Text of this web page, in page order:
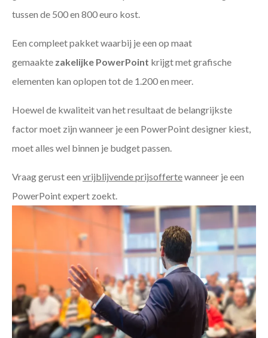
tussen de 500 en 800 euro kost.
Een compleet pakket waarbij je een op maat
gemaakte zakelijke PowerPoint krijgt met grafische
elementen kan oplopen tot de 1.200 en meer.
Hoewel de kwaliteit van het resultaat de belangrijkste
factor moet zijn wanneer je een PowerPoint designer kiest,
moet alles wel binnen je budget passen.
Vraag gerust een vrijblijvende prijsoffertewanneer je een
PowerPoint expert zoekt.